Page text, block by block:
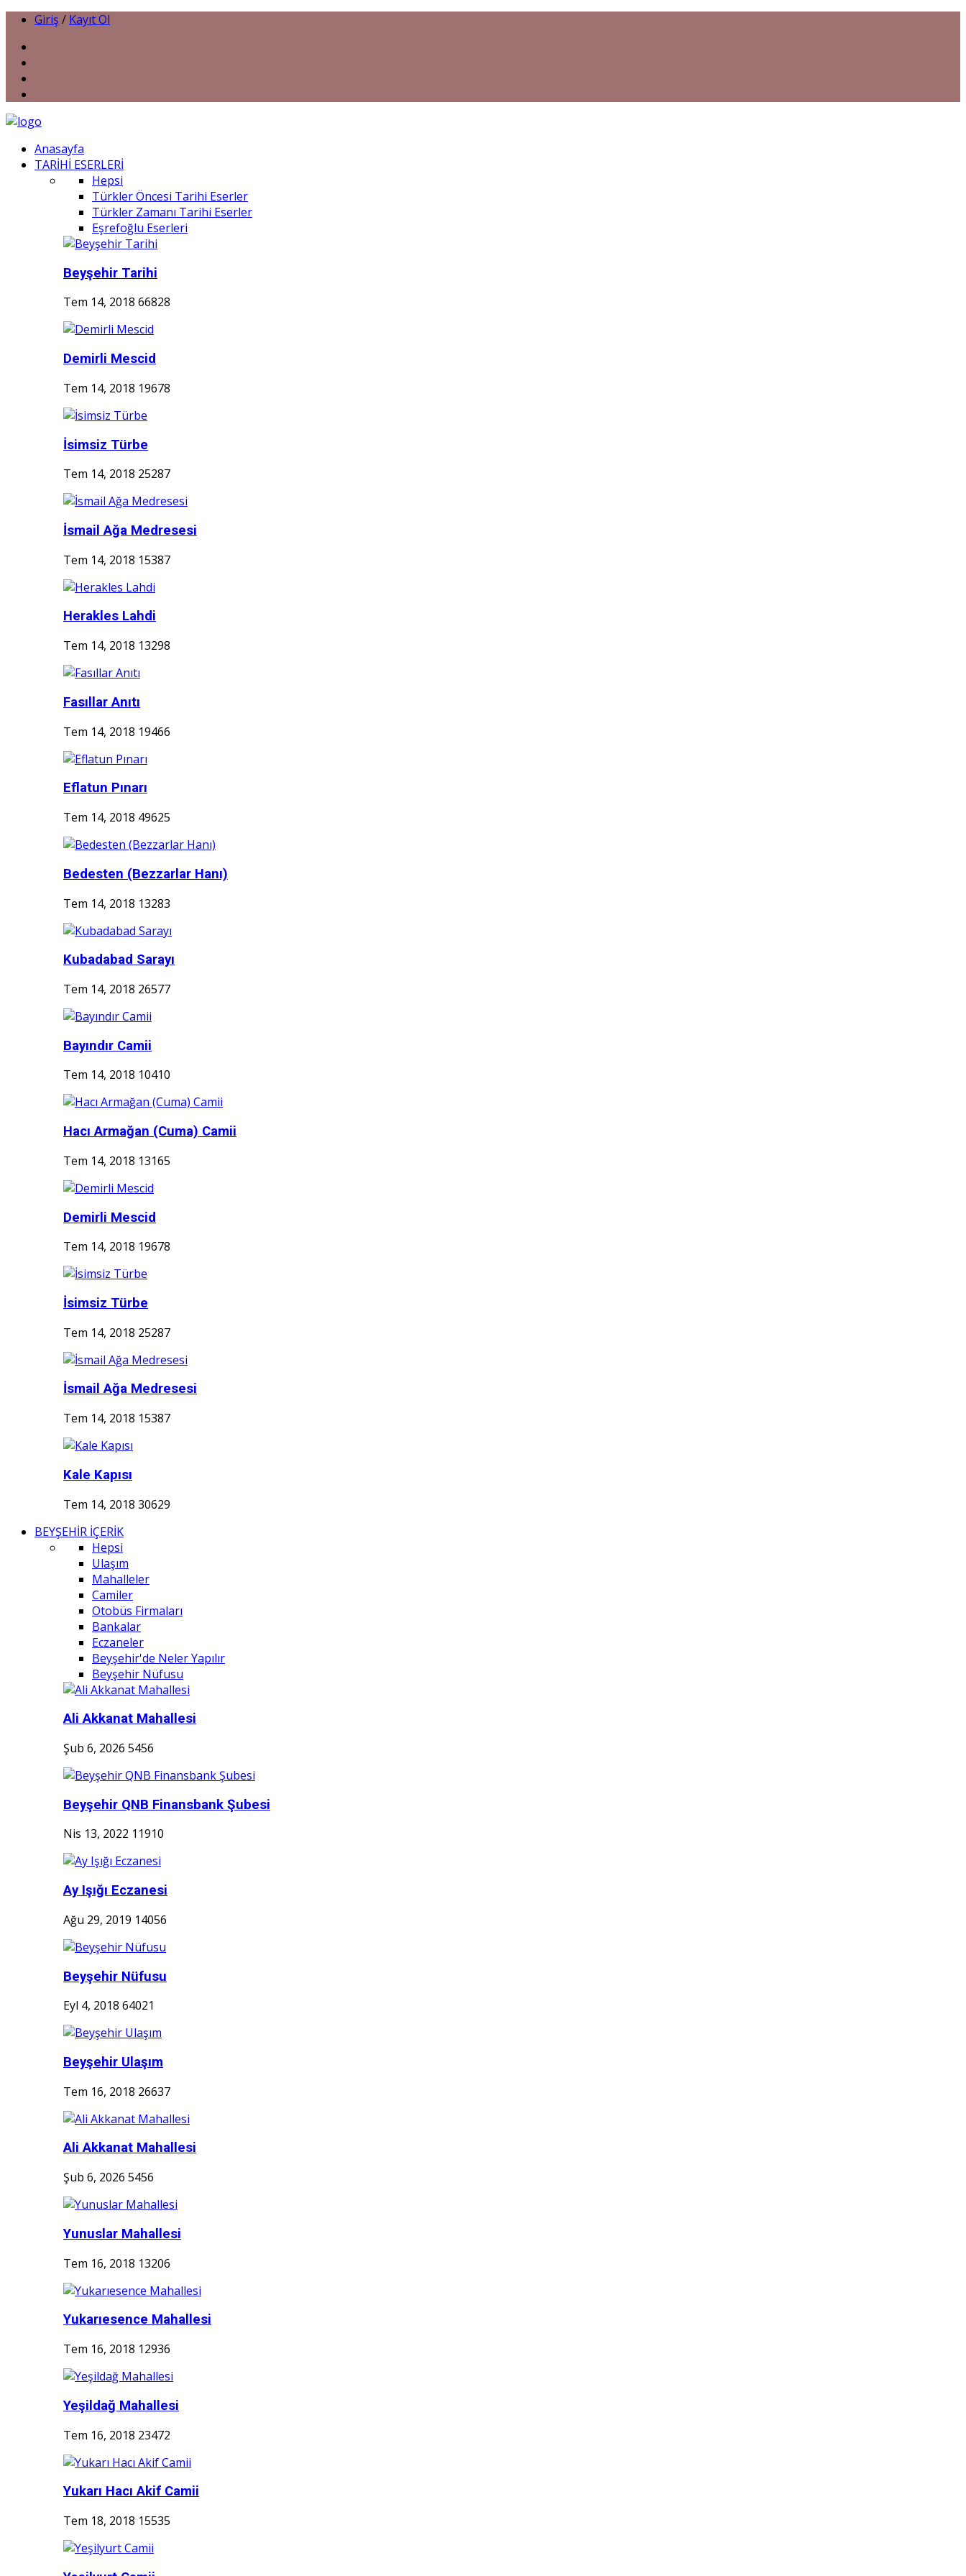
Giriş / Kayıt Ol
Anasayfa
TARİHİ ESERLERİ
Hepsi
Türkler Öncesi Tarihi Eserler
Türkler Zamanı Tarihi Eserler
Eşrefoğlu Eserleri
Beyşehir Tarihi
Tem 14, 2018 66828
Demirli Mescid
Tem 14, 2018 19678
İsimsiz Türbe
Tem 14, 2018 25287
İsmail Ağa Medresesi
Tem 14, 2018 15387
Herakles Lahdi
Tem 14, 2018 13298
Fasıllar Anıtı
Tem 14, 2018 19466
Eflatun Pınarı
Tem 14, 2018 49625
Bedesten (Bezzarlar Hanı)
Tem 14, 2018 13283
Kubadabad Sarayı
Tem 14, 2018 26577
Bayındır Camii
Tem 14, 2018 10410
Hacı Armağan (Cuma) Camii
Tem 14, 2018 13165
Demirli Mescid
Tem 14, 2018 19678
İsimsiz Türbe
Tem 14, 2018 25287
İsmail Ağa Medresesi
Tem 14, 2018 15387
Kale Kapısı
Tem 14, 2018 30629
BEYŞEHİR İÇERİK
Hepsi
Ulaşım
Mahalleler
Camiler
Otobüs Firmaları
Bankalar
Eczaneler
Beyşehir'de Neler Yapılır
Beyşehir Nüfusu
Ali Akkanat Mahallesi
Şub 6, 2026 5456
Beyşehir QNB Finansbank Şubesi
Nis 13, 2022 11910
Ay Işığı Eczanesi
Ağu 29, 2019 14056
Beyşehir Nüfusu
Eyl 4, 2018 64021
Beyşehir Ulaşım
Tem 16, 2018 26637
Ali Akkanat Mahallesi
Şub 6, 2026 5456
Yunuslar Mahallesi
Tem 16, 2018 13206
Yukarıesence Mahallesi
Tem 16, 2018 12936
Yeşildağ Mahallesi
Tem 16, 2018 23472
Yukarı Hacı Akif Camii
Tem 18, 2018 15535